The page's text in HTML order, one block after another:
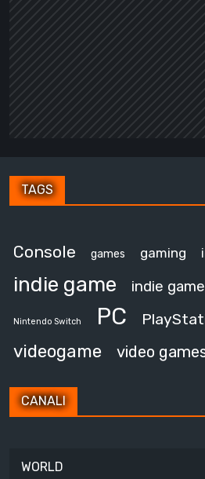
TAGS
Console games gaming
indie game indie
Nintendo Switch PC
videogame video
CANALI
WORLD